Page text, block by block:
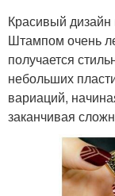
Красивый
Штампом очень
получается
небольших
вариаций,
заканчивая